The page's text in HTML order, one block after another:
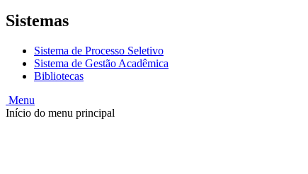
Sistemas
Sistema de Processo Seletivo
Sistema de Gestão Acadêmica
Bibliotecas
Menu
Início do menu principal